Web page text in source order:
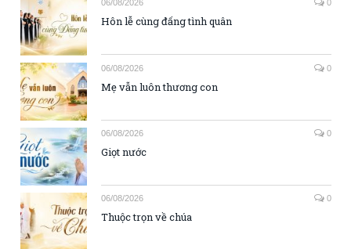
06/08/2026 0
Hôn lễ cùng đấng tình quân
06/08/2026 0
Mẹ vẫn luôn thương con
06/08/2026 0
Giọt nước
06/08/2026 0
Thuộc trọn về chúa